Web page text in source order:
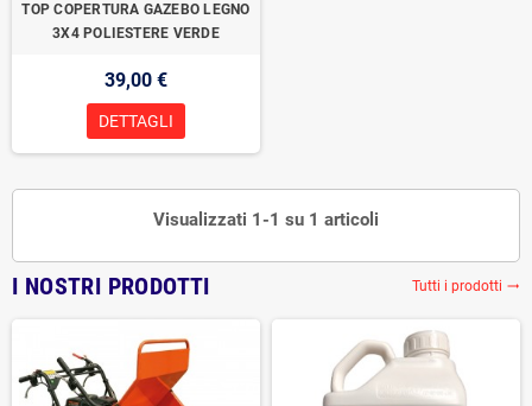
TOP COPERTURA GAZEBO LEGNO
3X4 POLIESTERE VERDE
39,00 €
DETTAGLI
Visualizzati 1-1 su 1 articoli
I NOSTRI PRODOTTI Tutti i prodotti trending_flat